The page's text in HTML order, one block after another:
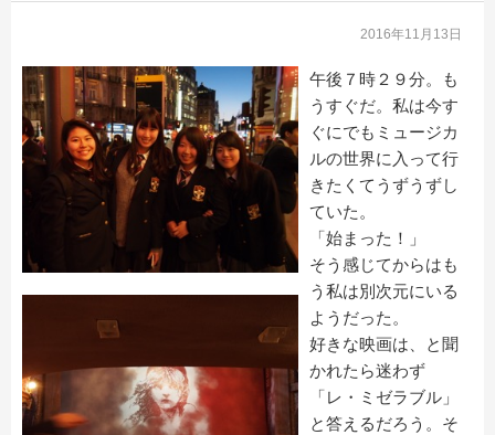
2016年11月13日
午後７時２９分。も
うすぐだ。私は今す
ぐにでもミュージカ
ルの世界に入って行
きたくてうずうずし
ていた。
「始まった！」
そう感じてからはも
う私は別次元にいる
ようだった。
好きな映画は、と聞
かれたら迷わず
「レ・ミゼラブル」
と答えるだろう。そ